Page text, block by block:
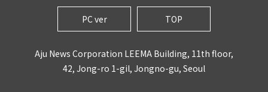
PC ver TOP
Aju News Corporation LEEMA Building, 11th floor,
42, Jong-ro 1-gil, Jongno-gu, Seoul